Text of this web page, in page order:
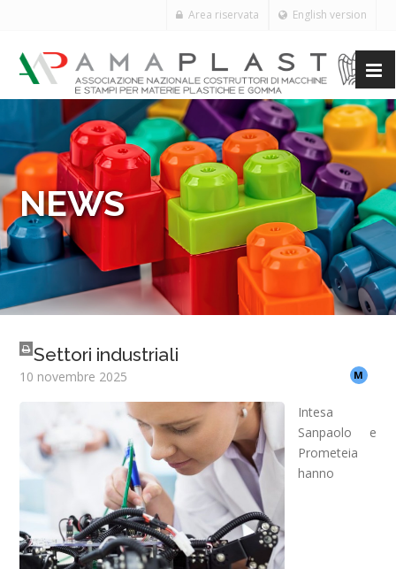
English version
Area riservata
NEWS
Settori industriali
10 novembre 2025 M
Intesa
Sanpaolo e
Prometeia
hanno